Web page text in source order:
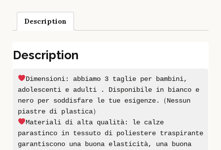
Description
Description
Dimensioni: abbiamo 3 taglie per bambini,
adolescenti e adulti . Disponibile in bianco e
nero per soddisfare le tue esigenze.（Nessun
piastre di plastica）
Materiali di alta qualità: le calze
parastinco in tessuto di poliestere traspirante
garantiscono una buona elasticità, una buona